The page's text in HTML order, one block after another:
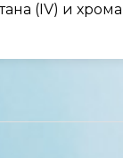
(IV) и